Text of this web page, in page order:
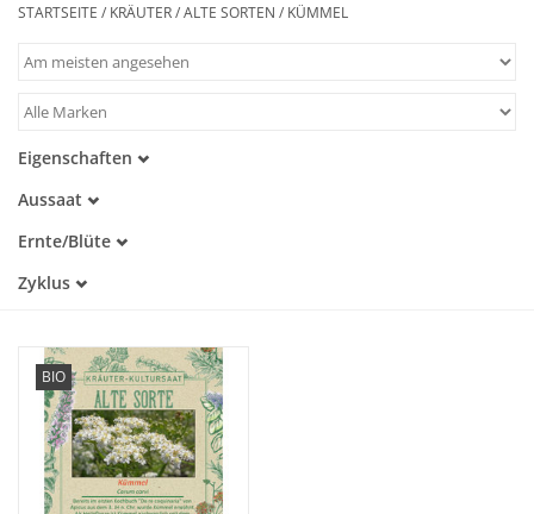
Für Kinder
Geschenkideen
Katalog
STARTSEITE / KRÄUTER/ALTE SORTEN / KÜMMEL
Eigenschaften
Alte Sorte
Warmkeimer
Aussaat
April
Mai
Ernte/Blüte
August
Zyklus
BIO